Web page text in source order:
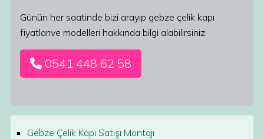
Günün her saatinde bizi arayıp gebze çelik kapı
fiyatlarıve modelleri hakkında bilgi alabilirsiniz
0541 448 62 58
Gebze Çelik Kapı Satışı Montajı